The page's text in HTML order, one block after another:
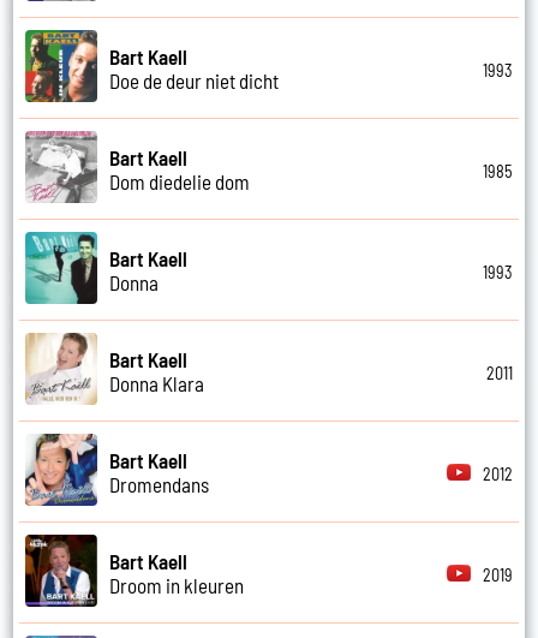
Bart Kaell
Doe de deur niet dicht
1993
Bart Kaell
Dom diedelie dom
1985
Bart Kaell
Donna
1993
Bart Kaell
Donna Klara
2011
Bart Kaell
Dromendans
2012
Bart Kaell
Droom in kleuren
2019